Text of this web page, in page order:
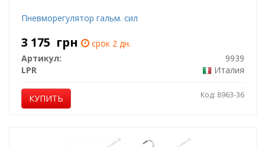
Пневморегулятор гальм. сил
3 175 грн
срок 2 дн.
Артикул:
9939
LPR
Италия
КУПИТЬ Код: 8963-36